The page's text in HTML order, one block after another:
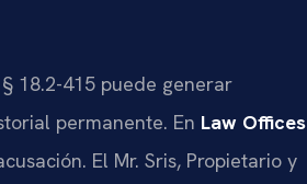
18.2-415 puede generar
permanente. En Law Offices
El Mr. Sris, Propietario y